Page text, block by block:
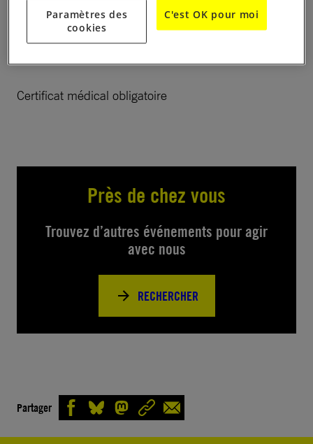
surwww.tempscourse.com
Certificat médical obligatoire
Près de chez vous
Trouvez d’autres événements pour agir
avec nous
RECHERCHER
Partager
Paramètres des
cookies
C'est OK pour moi